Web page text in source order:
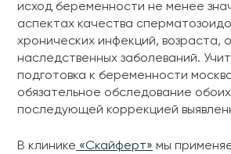
исход беременности не менее
аспектах качества
хронических инфекций, возраста,
наследственных заболеваний.
подготовка к беременности
обязательное обследование
последующей коррекцией
В клинике «Скайферт» мы